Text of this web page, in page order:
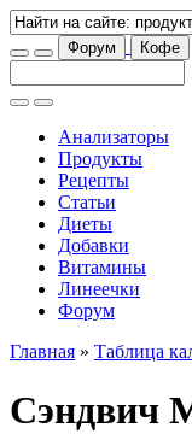
Форум Кофе
Анализаторы
Продукты
Рецепты
Статьи
Диеты
Добавки
Витамины
Линеечки
Форум
Главная » Таблица
Сэндвич